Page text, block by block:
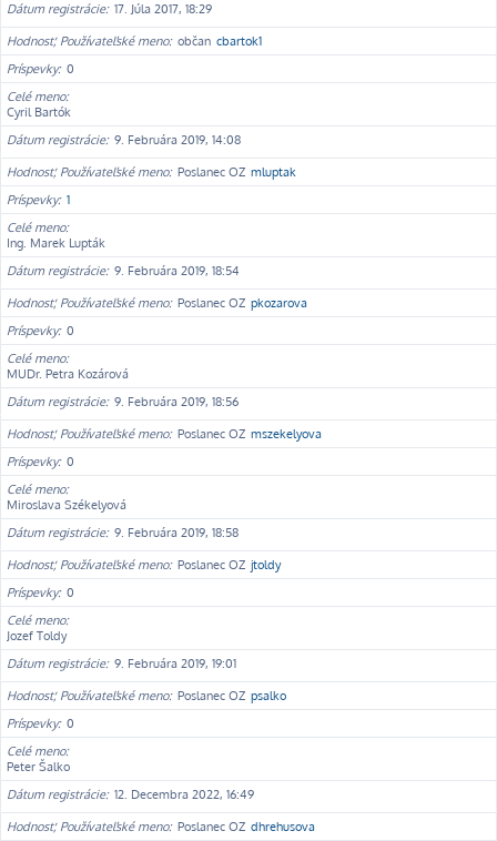
Dátum registrácie 17. Júla 2017, 18:29
Hodnosť, Používateľské meno občan cbartok1
Príspevky 0
Celé meno
Cyril Bartók
Dátum registrácie 9. Februára 2019, 14:08
Hodnosť, Používateľské meno Poslanec OZ mluptak
Príspevky 1
Celé meno
Ing. Marek Lupták
Dátum registrácie 9. Februára 2019, 18:54
Hodnosť, Používateľské meno Poslanec OZ pkozarova
Príspevky 0
Celé meno
MUDr. Petra Kozárová
Dátum registrácie 9. Februára 2019, 18:56
Hodnosť, Používateľské meno Poslanec OZ mszekelyova
Príspevky 0
Celé meno
Miroslava Székelyová
Dátum registrácie 9. Februára 2019, 18:58
Hodnosť, Používateľské meno Poslanec OZ jtoldy
Príspevky 0
Celé meno
Jozef Toldy
Dátum registrácie 9. Februára 2019, 19:01
Hodnosť, Používateľské meno Poslanec OZ psalko
Príspevky 0
Celé meno
Peter Šalko
Dátum registrácie 12. Decembra 2022, 16:49
Hodnosť, Používateľské meno Poslanec OZ dhrehusova